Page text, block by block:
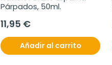
Párpados, 50ml.
11,95 €
Añadir al carrito